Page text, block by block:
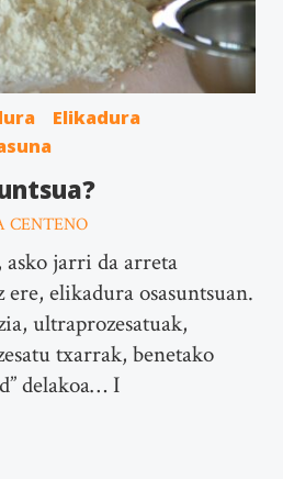
Elikadura
CENTENO
jarri da arreta
elikadura osasuntsuan.
ultraprozesatuak,
txarrak, benetako
delakoa… I